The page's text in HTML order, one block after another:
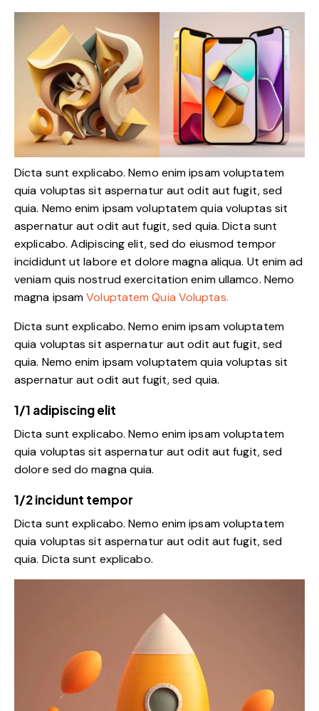
Dicta sunt explicabo. Nemo enim ipsam voluptatem
quia voluptas sit aspernatur aut odit aut fugit, sed
quia. Nemo enim ipsam voluptatem quia voluptas sit
aspernatur aut odit aut fugit, sed quia. Dicta sunt
explicabo. Adipiscing elit, sed do eiusmod tempor
incididunt ut labore et dolore magna aliqua. Ut enim ad
veniam quis nostrud exercitation enim ullamco. Nemo
magna ipsamVoluptatem Quia Voluptas.
Dicta sunt explicabo. Nemo enim ipsam voluptatem
quia voluptas sit aspernatur aut odit aut fugit, sed
quia. Nemo enim ipsam voluptatem quia voluptas sit
aspernatur aut odit aut fugit, sed quia.
1/1 adipiscing elit
Dicta sunt explicabo. Nemo enim ipsam voluptatem
quia voluptas sit aspernatur aut odit aut fugit, sed
dolore sed do magna quia.
1/2 incidunt tempor
Dicta sunt explicabo. Nemo enim ipsam voluptatem
quia voluptas sit aspernatur aut odit aut fugit, sed
quia. Dicta sunt explicabo.